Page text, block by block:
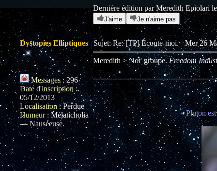
Dernière édition par Meredith Epiolari
J'aime Je n'aime pas
Dystopies Elliptiques
Messages :296
Date d'inscription :
05/12/2013
Localisation :Perdue
Humeur: Mélancholia
— Nauséeuse.
Sujet: Re: [TP] Écoute-moi.Mer 26
Meredith > Not' groupe. Freedom
« Pluton